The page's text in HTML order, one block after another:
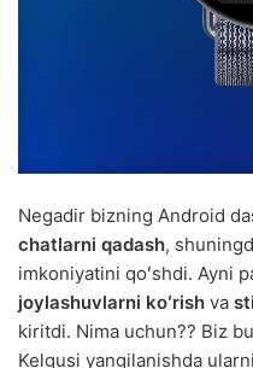
Negadir bizning Android
chatlarni qadash,
imkoniyatini qoʻshdi. Ayni
joylashuvlarni koʻrish va
kiritdi. Nima uchun?? Biz
Kelgusi yangilanishda